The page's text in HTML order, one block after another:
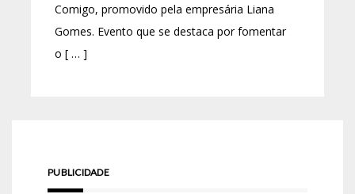
Comigo, promovido pela empresária Liana
Gomes. Evento que se destaca por fomentar
o [ … ]
PUBLICIDADE